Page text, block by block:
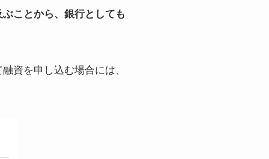
ことから、銀行としても
資を申し込む場合には、